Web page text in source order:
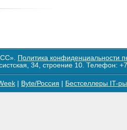
Политика конфиденциальности
34, строение 10. Телефон:
Byte/Россия Бестселлеры IT-